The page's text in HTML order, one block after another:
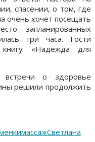
спасении, о том, где
очень хочет посещать
запланированных
три часа. Гости
«Надежда для
о здоровье
решили продолжить
массажСветлана